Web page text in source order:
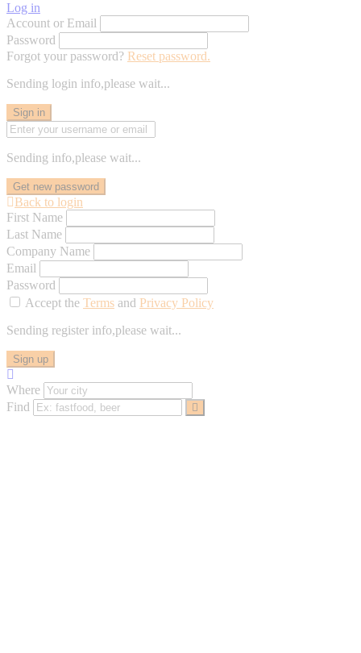
Log in
Account or Email
Password
Forgot your password? Reset password.
Sending login info,please wait...
Sign in
Sending info,please wait...
Get new password
Back to login
First Name
Last Name
Company Name
Email
Password
Accept the Terms and Privacy Policy
Sending register info,please wait...
Sign up
Where
Find